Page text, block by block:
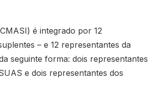
é integrado por 12
– e 12 representantes da
seguinte forma: dois representantes
e dois representantes dos